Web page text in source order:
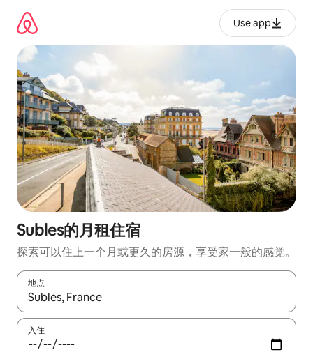
Use app
Subles的月租住宿
探索可以住上一个月或更久的房源，享受家一般的感觉。
地点
如有搜索结果，请使用上下方向键查看，或通过点击或滑动手势
入住